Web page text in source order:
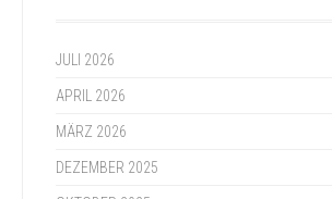
JULI 2026
APRIL 2026
MÄRZ 2026
DEZEMBER 2025